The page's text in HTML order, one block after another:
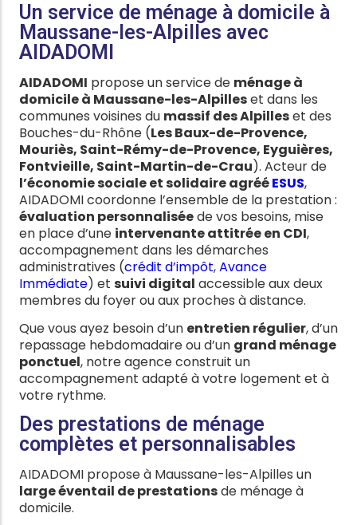
Un service de ménage à domicile à
Maussane-les-Alpilles avec
AIDADOMI
AIDADOMI propose un service de ménage à
domicile à Maussane-les-Alpilleset dans les
communes voisines du massif des Alpilleset des
Bouches-du-Rhône (Les Baux-de-Provence,
Mouriès, Saint-Rémy-de-Provence, Eyguières,
Fontvieille, Saint-Martin-de-Crau). Acteur de
l’économie sociale et solidaire agrééESUS,
AIDADOMI coordonne l’ensemble de la prestation :
évaluation personnaliséede vos besoins, mise
en place d’une intervenante attitrée en CDI,
accompagnement dans les démarches
administratives (crédit d’impôt,Avance
Immédiate) et suivi digital accessible aux deux
membres du foyer ou aux proches à distance.
Que vous ayez besoin d’un entretien régulier, d’un
repassage hebdomadaire ou d’un grand ménage
ponctuel, notre agence construit un
accompagnement adapté à votre logement et à
votre rythme.
Des prestations de ménage
complètes et personnalisables
AIDADOMI propose à Maussane-les-Alpilles un
large éventail de prestationsde ménage à
domicile.